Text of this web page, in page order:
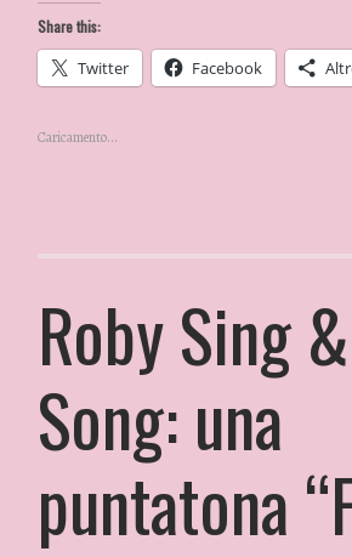
Share this:
Twitter Facebook
Caricamento...
Roby Sing &
Song: una
puntatona